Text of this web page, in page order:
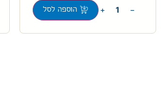
−
+ הוספה לסל